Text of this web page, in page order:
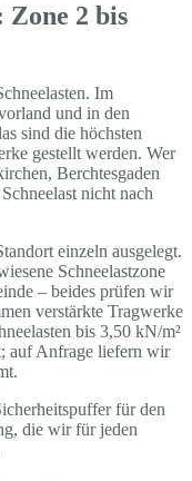
Zone 2 bis
Im
und in den
sind die höchsten
gestellt werden. Wer
Berchtesgaden
nicht nach
einzeln ausgelegt.
Schneelastzone
– beides prüfen wir
verstärkte Tragwerke
bis 3,50 kN/m²
auf Anfrage liefern wir
für den
die wir für jeden